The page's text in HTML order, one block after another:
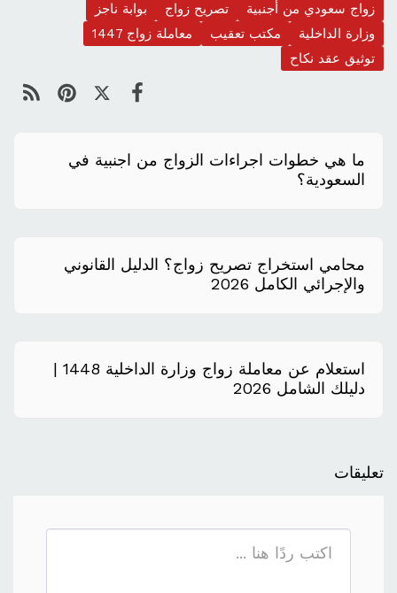
زواج سعودي من أجنبية تصريح زواج
بوابة ناجز
وزارة الداخلية
مكتب تعقيب
معاملة زواج 1447
توثيق عقد نكاح
ما هي خطوات اجراءات الزواج من اجنبية في
السعودية؟
محامي استخراج تصريح زواج؟ الدليل القانوني
والإجرائي الكامل 2026
استعلام عن معاملة زواج وزارة الداخلية 1448 |
دليلك الشامل 2026
تعليقات